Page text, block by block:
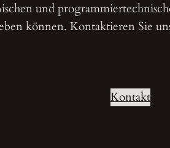
und
können. Kontaktieren Sie
Kontakt